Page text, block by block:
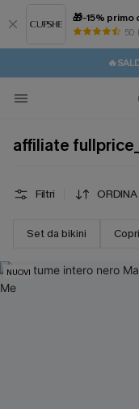
🎁-15% primo
50
⚡️-15% SUGLI
affiliate
Filtri ORDINA
Set da bikini
NUOVI